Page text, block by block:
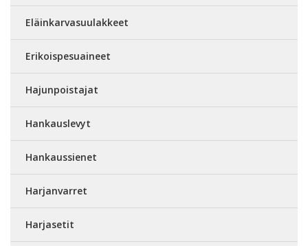
Eläinkarvasuulakkeet
Erikoispesuaineet
Hajunpoistajat
Hankauslevyt
Hankaussienet
Harjanvarret
Harjasetit